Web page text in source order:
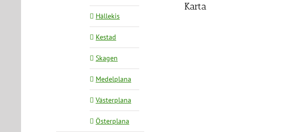
Karta
Hällekis
Kestad
Skagen
Medelplana
Västerplana
Österplana